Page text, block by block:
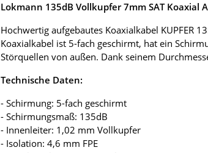
Lokmann 135dB Vollkupfer 7mm SAT Koaxial
Hochwertig aufgebautes Koaxialkabel KUPFER
Koaxialkabel ist 5-fach geschirmt, hat ein
Störquellen von außen. Dank seinem
Technische Daten:
- Schirmung: 5-fach geschirmt
- Schirmungsmaß: 135dB
- Innenleiter: 1,02 mm Vollkupfer
- Isolation: 4,6 mm FPE